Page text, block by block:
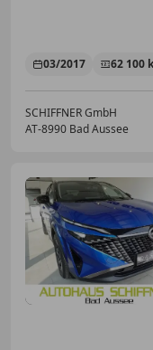
03/2017 62 100
SCHIFFNER GmbH
AT-8990 Bad Aussee